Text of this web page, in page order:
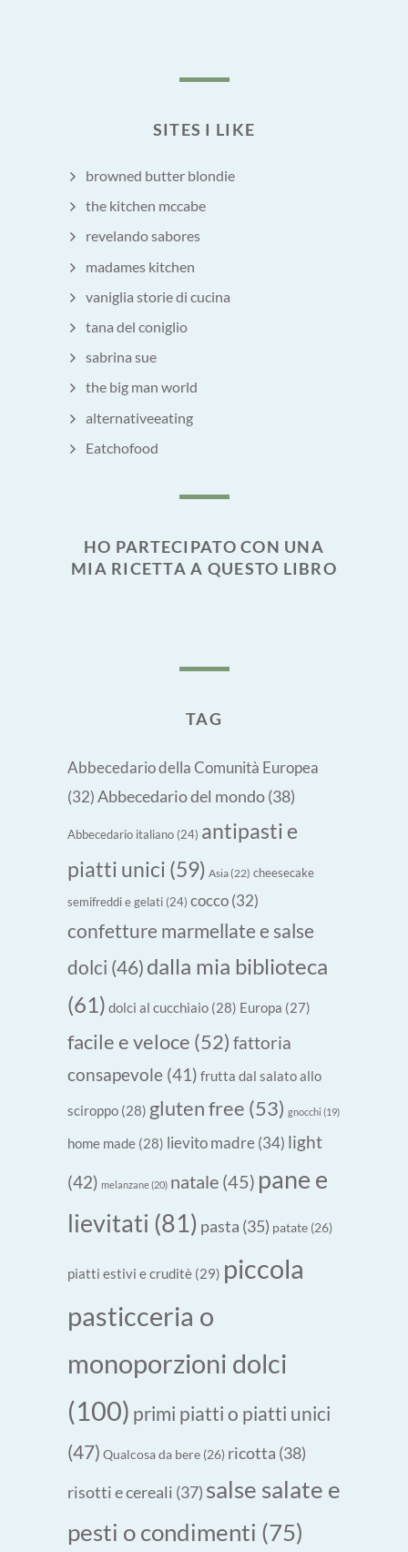
SITES I LIKE
browned butter blondie
the kitchen mccabe
revelando sabores
madames kitchen
vaniglia storie di cucina
tana del coniglio
sabrina sue
the big man world
alternativeeating
Eatchofood
HO PARTECIPATO CON UNA
MIA RICETTA A QUESTO LIBRO
TAG
Abbecedario della Comunità Europea
(32) Abbecedario del mondo(38)
Abbecedario italiano (24) antipasti e
piatti unici (59) Asia(22) cheesecake
semifreddi e gelati (24) cocco (32)
confetture marmellate e salse
dolci (46) dalla mia biblioteca
(61) dolci al cucchiaio (28) Europa (27)
facile e veloce (52) fattoria
consapevole (41) frutta dal salato allo
sciroppo (28) gluten free (53) gnocchi (19)
home made (28) lievito madre(34) light
(42) melanzane(20) natale (45) pane e
lievitati (81) pasta (35) patate (26)
piatti estivi e cruditè (29) piccola
pasticceria o
monoporzioni dolci
(100) primi piatti o piatti unici
(47) Qualcosa da bere (26) ricotta (38)
risotti e cereali (37) salse salate e
pesti o condimenti (75)